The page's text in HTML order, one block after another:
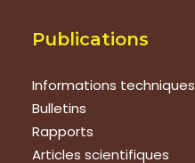
Publications
Informations techniques
Bulletins
Rapports
Articles scientifiques